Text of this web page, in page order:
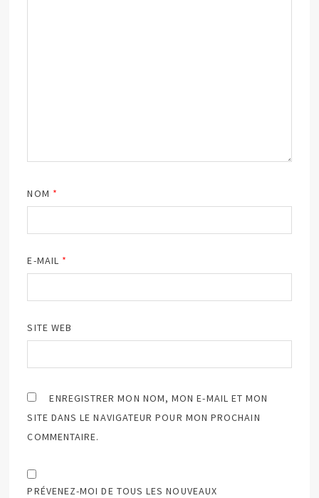
NOM *
E-MAIL *
SITE WEB
ENREGISTRER MON NOM, MON E-MAIL ET MON
SITE DANS LE NAVIGATEUR POUR MON PROCHAIN
COMMENTAIRE.
PRÉVENEZ-MOI DE TOUS LES NOUVEAUX